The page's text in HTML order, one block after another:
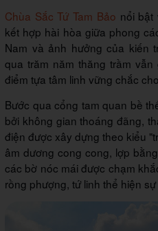
Chùa Sắc Tứ Tam Bảo nổi bật
kết hợp hài hòa giữa phong
Nam và ảnh hưởng của kiến
qua trăm năm thăng trầm
điểm tựa tâm linh vững chắc
Bước qua cổng tam quan bề
bởi không gian thoáng đãng,
điện được xây dựng theo kiểu
âm dương cong cong, lợp
các bờ nóc mái được chạm
rồng phượng, tứ linh thể hiện